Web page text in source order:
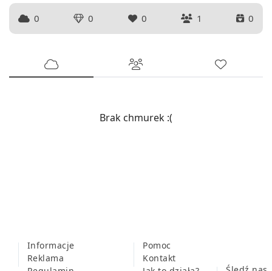
0 0 0 1 0
Brak chmurek :(
Informacje
Reklama
Pomoc
Kontakt